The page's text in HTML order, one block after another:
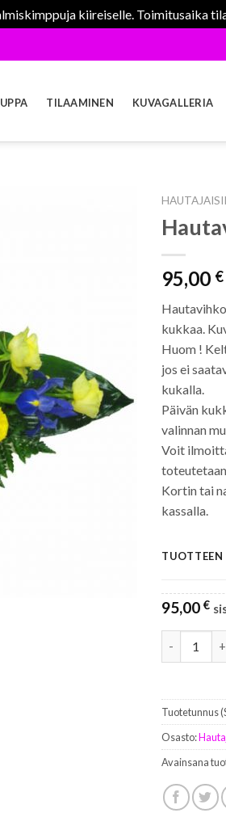
kiireiselle. Toimitusaika
TILAAMINEN KUVAGALLERIA
95,00 €
kukkaa.
Huom !
jos ei
kukalla.
Päivän
valinnan
Voit
Kortin tai
kassalla.
95,00 €
Tuotetunnus
Osasto:
Avainsana